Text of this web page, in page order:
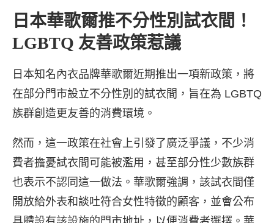
日本華歌爾推不分性別試衣間！
LGBTQ 友善政策惹議
日本知名內衣品牌華歌爾近期推出一項新政策，將
在部分門市設立不分性別的試衣間，旨在為 LGBTQ
族群創造更友善的消費環境。
然而，這一政策在社會上引發了廣泛爭議，不少消
費者擔憂試衣間可能被濫用，甚至部分性少數族群
也表示不認同這一做法。華歌爾強調，該試衣間僅
開放給外表和談吐符合女性特徵的顧客，並會公布